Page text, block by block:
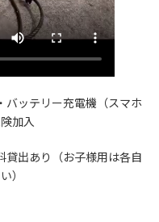
バッテリー充電機（スマホ
加入
貸出あり（お子様用は各自
）